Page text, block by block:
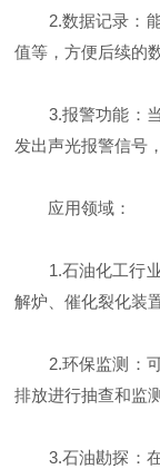
2.数据记录：能
值等，方便后续的
3.报警功能：当
发出声光报警信号
应用领域：
1.石油化工行业
解炉、催化裂化
2.环保监测：
排放进行抽查和监测
3.石油勘探：在